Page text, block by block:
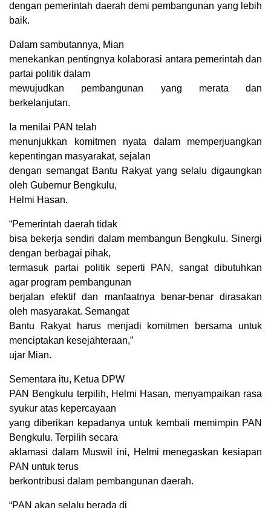
dengan pemerintah daerah demi pembangunan yang lebih
baik.
Dalam sambutannya, Mian
menekankan pentingnya kolaborasi antara pemerintah dan
partai politik dalam
mewujudkan pembangunan yang merata dan
berkelanjutan.
Ia menilai PAN telah
menunjukkan komitmen nyata dalam memperjuangkan
kepentingan masyarakat, sejalan
dengan semangat Bantu Rakyat yang selalu digaungkan
oleh Gubernur Bengkulu,
Helmi Hasan.
“Pemerintah daerah tidak
bisa bekerja sendiri dalam membangun Bengkulu. Sinergi
dengan berbagai pihak,
termasuk partai politik seperti PAN, sangat dibutuhkan
agar program pembangunan
berjalan efektif dan manfaatnya benar-benar dirasakan
oleh masyarakat. Semangat
Bantu Rakyat harus menjadi komitmen bersama untuk
menciptakan kesejahteraan,”
ujar Mian.
Sementara itu, Ketua DPW
PAN Bengkulu terpilih, Helmi Hasan, menyampaikan rasa
syukur atas kepercayaan
yang diberikan kepadanya untuk kembali memimpin PAN
Bengkulu. Terpilih secara
aklamasi dalam Muswil ini, Helmi menegaskan kesiapan
PAN untuk terus
berkontribusi dalam pembangunan daerah.
“PAN akan selalu berada di